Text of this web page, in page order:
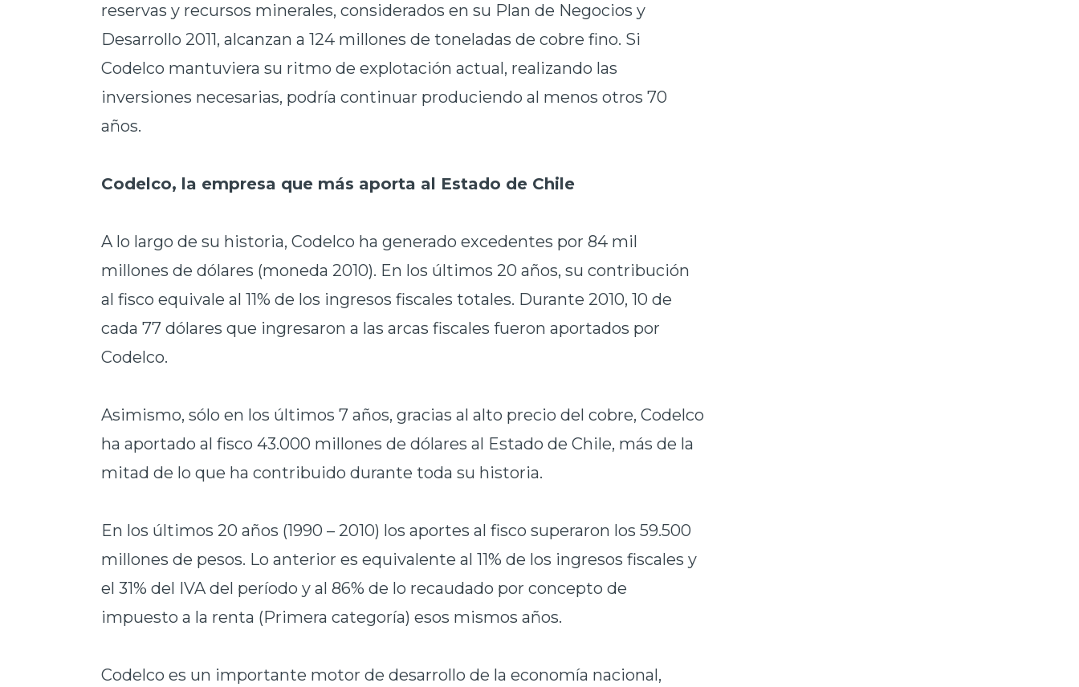
reservas y recursos minerales, considerados en su Plan de Negocios y
Desarrollo 2011, alcanzan a 124 millones de toneladas de cobre fino. Si
Codelco mantuviera su ritmo de explotación actual, realizando las
inversiones necesarias, podría continuar produciendo al menos otros 70
años.
Codelco, la empresa que más aporta al Estado de Chile
A lo largo de su historia, Codelco ha generado excedentes por 84 mil
millones de dólares (moneda 2010). En los últimos 20 años, su contribución
al fisco equivale al 11% de los ingresos fiscales totales. Durante 2010, 10 de
cada 77 dólares que ingresaron a las arcas fiscales fueron aportados por
Codelco.
Asimismo, sólo en los últimos 7 años, gracias al alto precio del cobre, Codelco
ha aportado al fisco 43.000 millones de dólares al Estado de Chile, más de la
mitad de lo que ha contribuido durante toda su historia.
En los últimos 20 años (1990 – 2010) los aportes al fisco superaron los 59.500
millones de pesos. Lo anterior es equivalente al 11% de los ingresos fiscales y
el 31% del IVA del período y al 86% de lo recaudado por concepto de
impuesto a la renta (Primera categoría) esos mismos años.
Codelco es un importante motor de desarrollo de la economía nacional,